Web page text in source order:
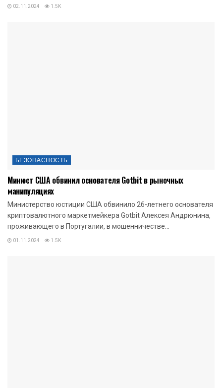
02.11.2024 1.5K
БЕЗОПАСНОСТЬ
Минюст США обвинил основателя Gotbit в рыночных
манипуляциях
Министерство юстиции США обвинило 26-летнего основателя
криптовалютного маркетмейкера Gotbit Алексея Андрюнина,
проживающего в Португалии, в мошенничестве...
01.11.2024 1.5K